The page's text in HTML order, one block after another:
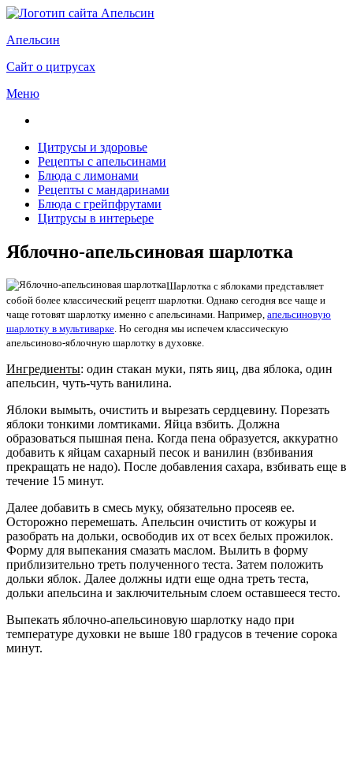
Апельсин
Сайт о цитрусах
Меню
Цитрусы и здоровье
Рецепты с апельсинами
Блюда с лимонами
Рецепты с мандаринами
Блюда с грейпфрутами
Цитрусы в интерьере
Яблочно-апельсиновая шарлотка
Шарлотка с яблоками представляет
собой более классический рецепт шарлотки. Однако сегодня все чаще и
чаще готовят шарлотку именно с апельсинами. Например, апельсиновую
шарлотку в мультиварке . Но сегодня мы испечем классическую
апельсиново-яблочную шарлотку в духовке.
Ингредиенты: один стакан муки, пять яиц, два яблока, один
апельсин, чуть-чуть ванилина.
Яблоки вымыть, очистить и вырезать сердцевину. Порезать
яблоки тонкими ломтиками. Яйца взбить. Должна
образоваться пышная пена. Когда пена образуется, аккуратно
добавить к яйцам сахарный песок и ванилин (взбивания
прекращать не надо). После добавления сахара, взбивать еще в
течение 15 минут.
Далее добавить в смесь муку, обязательно просеяв ее.
Осторожно перемешать. Апельсин очистить от кожуры и
разобрать на дольки, освободив их от всех белых прожилок.
Форму для выпекания смазать маслом. Вылить в форму
приблизительно треть полученного теста. Затем положить
дольки яблок. Далее должны идти еще одна треть теста,
дольки апельсина и заключительным слоем оставшееся тесто.
Выпекать яблочно-апельсиновую шарлотку надо при
температуре духовки не выше 180 градусов в течение сорока
минут.